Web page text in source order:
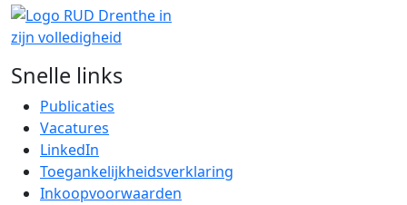
Snelle links
Publicaties
Vacatures
LinkedIn
Toegankelijkheidsverklaring
Inkoopvoorwaarden